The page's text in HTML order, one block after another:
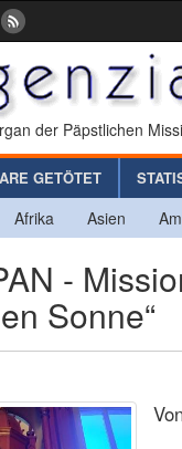
der Päpstlichen
GETÖTET
Afrika Asien
-
Sonne“